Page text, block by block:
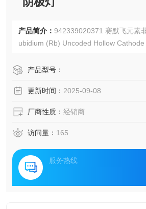
产品简介： 942339020371 赛默飞元素
ubidium (Rb) Uncoded Hollow Cathode
产品型号：
更新时间： 2025-09-08
厂商性质： 经销商
访问量： 165
服务热线